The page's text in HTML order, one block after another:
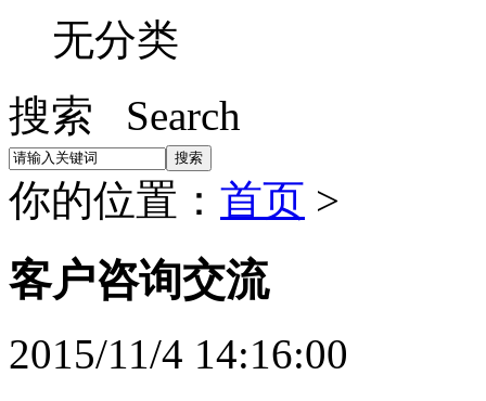
无分类
搜索 Search
你的位置： 首页 >
客户咨询交流
2015/11/4 14:16:00